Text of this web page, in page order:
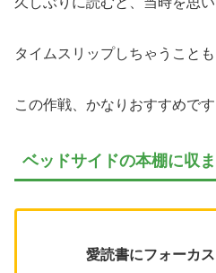
タイムスリップしちゃうことも
この作戦、かなりおすすめです
ベッドサイドの本棚に収
愛読書にフォーカ